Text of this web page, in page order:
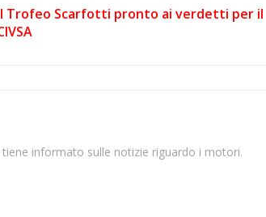
Trofeo Scarfotti pronto ai verdetti per il
informato sulle notizie riguardo i motori.